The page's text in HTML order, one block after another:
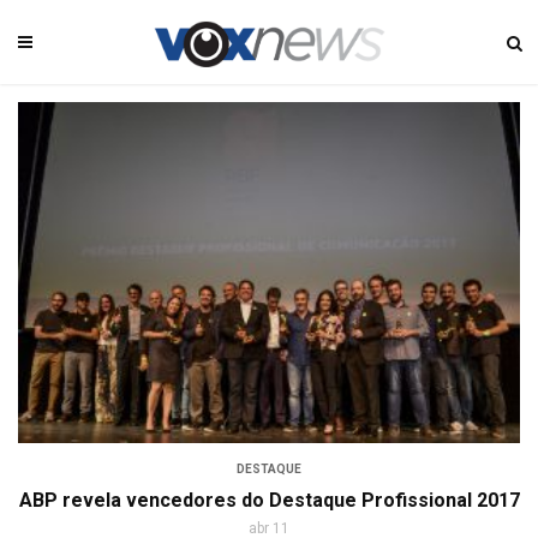
DESTAQUE
ABP revela vencedores do Destaque Profissional 2017
abr 11